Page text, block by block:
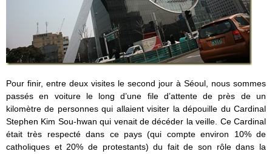
Pour finir, entre deux visites le second jour à Séoul, nous sommes
passés en voiture le long d’une file d’attente de près de un
kilomètre de personnes qui allaient visiter la dépouille du Cardinal
Stephen Kim Sou-hwan qui venait de décéder la veille. Ce Cardinal
était très respecté dans ce pays (qui compte environ 10% de
catholiques et 20% de protestants) du fait de son rôle dans la